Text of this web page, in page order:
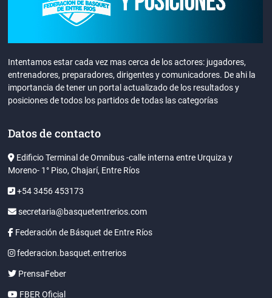
Intentamos estar cada vez mas cerca de los actores: jugadores,
entrenadores, preparadores, dirigentes y comunicadores. De ahi la
importancia de tener un portal actualizado de los resultados y
posiciones de todos los partidos de todas las categorías
Datos de contacto
Edificio Terminal de Omnibus -calle interna entre Urquiza y
Moreno- 1° Piso, Chajarí, Entre Ríos
+54 3456 453173
secretaria@basquetentrerios.com
Federación de Básquet de Entre Ríos
federacion.basquet.entrerios
PrensaFeber
FBER Oficial